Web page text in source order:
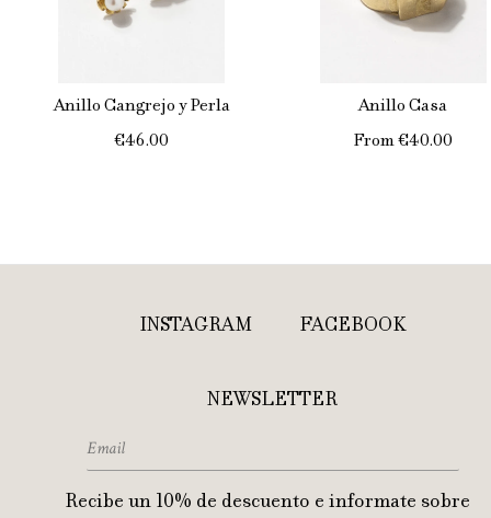
Anillo Cangrejo y Perla
€46.00
Anillo Casa
From€40.00
NEWSLETTER
Recibe un 10% de descuento e informate sobre
INSTAGRAM FACEBOOK